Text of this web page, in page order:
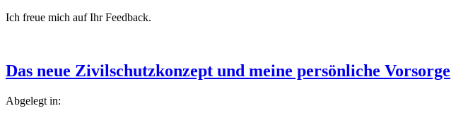
Ich freue mich auf Ihr Feedback.
Das neue Zivilschutzkonzept und meine persönliche Vorsorge
Abgelegt in: